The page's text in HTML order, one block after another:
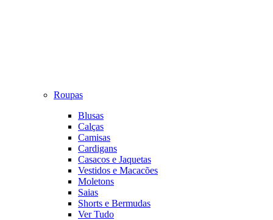
Roupas
Blusas
Calças
Camisas
Cardigans
Casacos e Jaquetas
Vestidos e Macacões
Moletons
Saias
Shorts e Bermudas
Ver Tudo